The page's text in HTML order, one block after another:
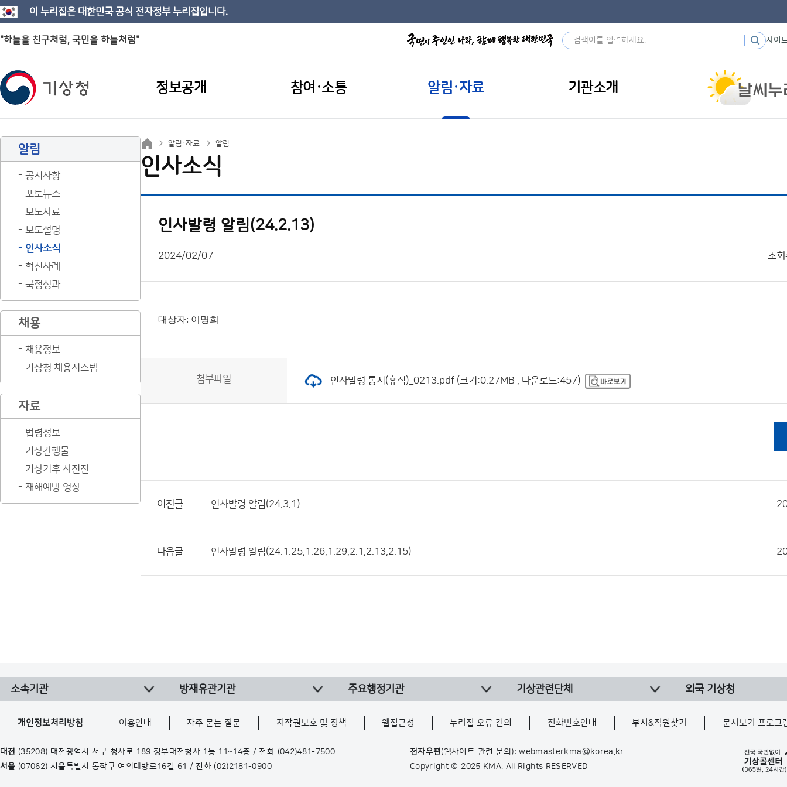
이 누리집은 대한민국 공식 전자정부 누리집입니다.
"하늘을 친구처럼, 국민을 하늘처럼" 사이
정보공개 참여·소통 알림·자료 기관소개
알림
공지사항
포토뉴스
보도자료
보도설명
인사소식
혁신사례
국정성과
채용
채용정보
기상청 채용시스템
자료
법령정보
기상간행물
기상기후 사진전
재해예방 영상
알림·자료 알림
인사소식
인사발령 알림(24.2.13)
2024/02/07 조회
대상자: 이명희
첨부파일 인사발령 통지(휴직)_0213.pdf (크기:0.27MB , 다운로드:457)
이전글 인사발령 알림(24.3.1)
다음글 인사발령 알림(24.1.25,1.26,1.29,2.1,2.13,2.15)
소속기관 방재유관기관 주요행정기관 기상관련단체 외국 기상청
개인정보처리방침 이용안내 자주 묻는 질문 저작권보호 및 정책 웹접근성 누리집 오류 건의 전화번호안내 부서&직원찾기 문서보기 프로그
대전 (35208) 대전광역시 서구 청사로 189 정부대전청사 1동 11~14층 / 전화 (042)481-7500
서울 (07062) 서울특별시 동작구 여의대방로16길 61 / 전화 (02)2181-0900
전자우편(웹사이트 관련 문의): webmasterkma@korea.kr
Copyright © 2025 KMA. All Rights RESERVED